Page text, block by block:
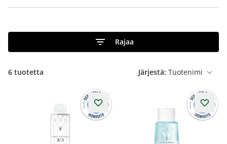
Rajaa
6 tuotetta Järjestä: